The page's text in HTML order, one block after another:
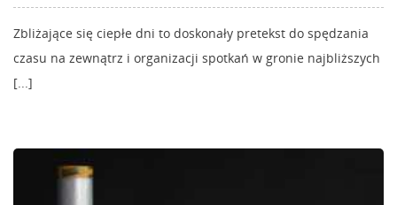
Zbliżające się ciepłe dni to doskonały pretekst do spędzania
czasu na zewnątrz i organizacji spotkań w gronie najbliższych
[...]